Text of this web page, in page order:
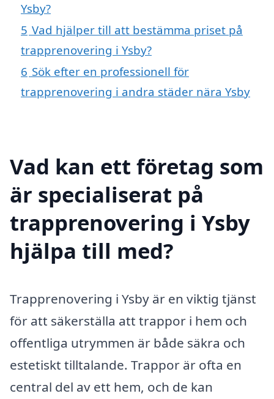
Ysby?
5 Vad hjälper till att bestämma priset på
trapprenovering i Ysby?
6 Sök efter en professionell för
trapprenovering i andra städer nära Ysby
Vad kan ett företag som
är specialiserat på
trapprenovering i Ysby
hjälpa till med?
Trapprenovering i Ysby är en viktig tjänst
för att säkerställa att trappor i hem och
offentliga utrymmen är både säkra och
estetiskt tilltalande. Trappor är ofta en
central del av ett hem, och de kan